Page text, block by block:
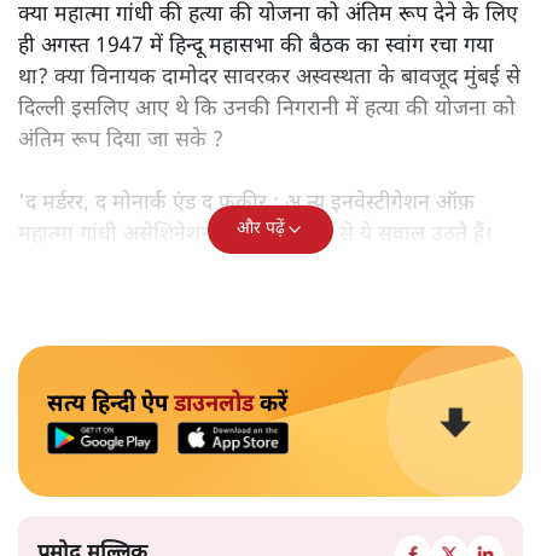
क्या महात्मा गांधी की हत्या की योजना को अंतिम रूप देने के लिए
ही अगस्त 1947 में हिन्दू महासभा की बैठक का स्वांग रचा गया
था? क्या विनायक दामोदर सावरकर अस्वस्थता के बावजूद मुंबई से
दिल्ली इसलिए आए थे कि उनकी निगरानी में हत्या की योजना को
अंतिम रूप दिया जा सके ?
'द मर्डरर, द मोनार्क एंड द फ़कीर : अ न्यू इनवेस्टीगेशन ऑफ़
महात्मा गांधी असेशिनेशन' नामक किताब से ये सवाल उठते हैं।
और पढ़ें
सत्य हिन्दी ऐपडाउनलोडकरें